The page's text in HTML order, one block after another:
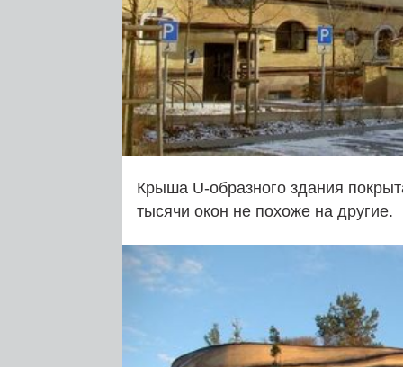
Крыша U‑образного здания
тысячи окон не похоже на другие.